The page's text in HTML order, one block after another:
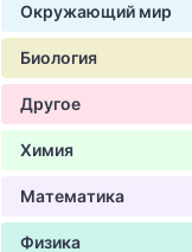
Окружающий мир
Биология
Другое
Химия
Математика
Физика